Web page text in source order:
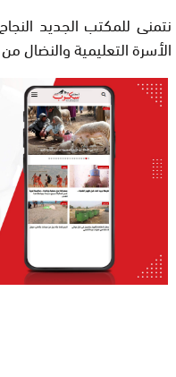
نتمنى للمكتب الجديد
الأسرة التعليمية والنضال